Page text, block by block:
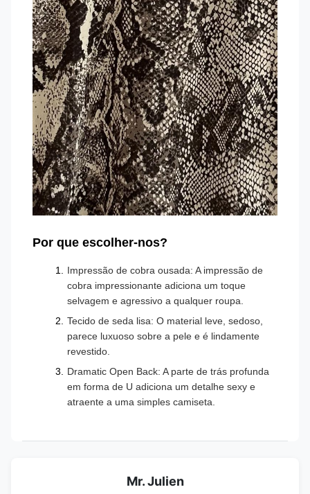
Por que escolher-nos?
Impressão de cobra ousada: A impressão de
cobra impressionante adiciona um toque
selvagem e agressivo a qualquer roupa.
Tecido de seda lisa: O material leve, sedoso,
parece luxuoso sobre a pele e é lindamente
revestido.
Dramatic Open Back: A parte de trás profunda
em forma de U adiciona um detalhe sexy e
atraente a uma simples camiseta.
Mr. Julien